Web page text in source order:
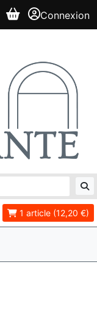
Connexion
1 article (12,20 €)